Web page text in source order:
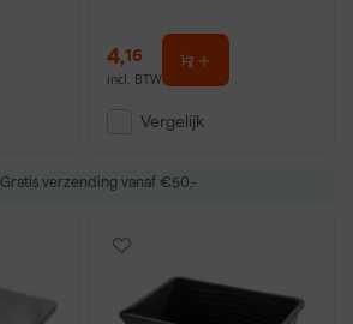
Gratis verzending vanaf €50,-
4,16
incl. BTW
Vergelijk